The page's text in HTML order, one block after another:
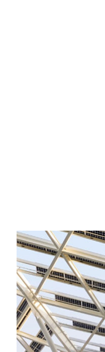
Share
売上
デー
NVIDIA
たと発
データ